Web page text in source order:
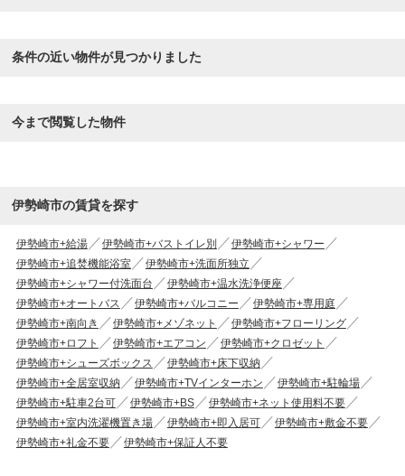
条件の近い物件が見つかりました
今まで閲覧した物件
伊勢崎市の賃貸を探す
伊勢崎市+給湯 伊勢崎市+バストイレ別
伊勢崎市+シャワー
伊勢崎市+追焚機能浴室
伊勢崎市+洗面所独立
伊勢崎市+シャワー付洗面台
伊勢崎市+温水洗浄便座
伊勢崎市+オートバス
伊勢崎市+バルコニー
伊勢崎市+専用庭
伊勢崎市+南向き
伊勢崎市+メゾネット
伊勢崎市+フローリング
伊勢崎市+ロフト
伊勢崎市+エアコン
伊勢崎市+クロゼット
伊勢崎市+シューズボックス
伊勢崎市+床下収納
伊勢崎市+全居室収納
伊勢崎市+TVインターホン
伊勢崎市+駐輪場
伊勢崎市+駐車2台可
伊勢崎市+BS
伊勢崎市+ネット使用料不要
伊勢崎市+室内洗濯機置き場
伊勢崎市+即入居可
伊勢崎市+敷金不要
伊勢崎市+礼金不要
伊勢崎市+保証人不要